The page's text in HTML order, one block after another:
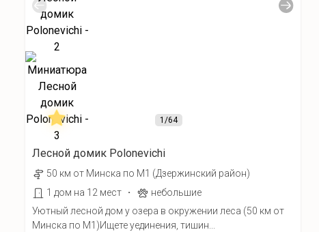
1 /64
Лесной домик Polonevichi
50 км от Минска по М1 (Дзержинский район)
1 дом на 12 мест
·
небольшие
Уютный лесной дом у озера в окружении леса (50 км от
Минска по М1) ​Ищете уединения, тишин...